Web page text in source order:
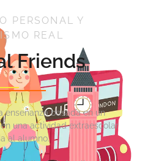
PERSONAL Y
REAL
Friends
enseñanza basada en un
una actividad extraescolar
al alumno.